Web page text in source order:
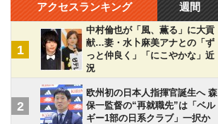
アクセスランキング 週間
1
中村倫也が「風、薫る」に大貢
献…妻・水卜麻美アナとの「ず
っと仲良く」「にこやかな」近
況
2
欧州初の日本人指揮官誕生へ 森
保一監督の“再就職先”は「ベル
ギー1部の日系クラブ」一択か